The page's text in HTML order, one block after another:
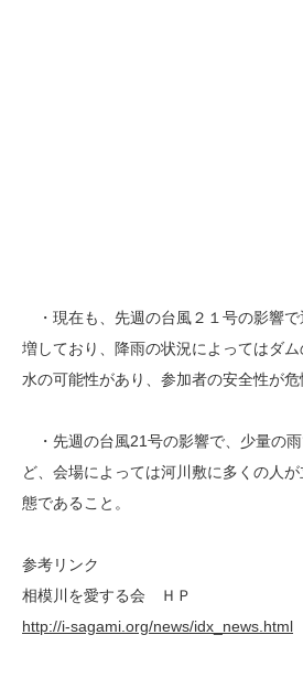
・現在も、先週の台風２１号の影響
増しており、降雨の状況によってはダ
水の可能性があり、参加者の安全性が危
・先週の台風21号の影響で、少量の
ど、会場によっては河川敷に多くの人
態であること。
参考リンク
相模川を愛する会 ＨＰ
http://i-sagami.org/news/idx_news.html